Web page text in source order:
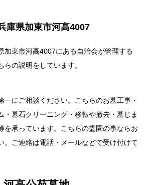
県加東市河高4007
加東市河高4007にある自治会が管理する
の説明をしています。
一にご相談ください。こちらのお墓工事・
・墓石クリーニング・移転や撤去・墓じま
を承っています。こちらの霊園の事ならお
。ご連絡は電話・メールなどで受け付けて